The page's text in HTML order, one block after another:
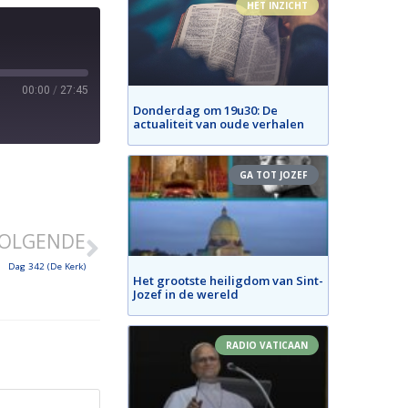
00:00 / 27:45
Dag 342 (De Kerk)
HET INZICHT
Donderdag om 19u30: De
actualiteit van oude verhalen
GA TOT JOZEF
Het grootste heiligdom van Sint-
Jozef in de wereld
RADIO VATICAAN